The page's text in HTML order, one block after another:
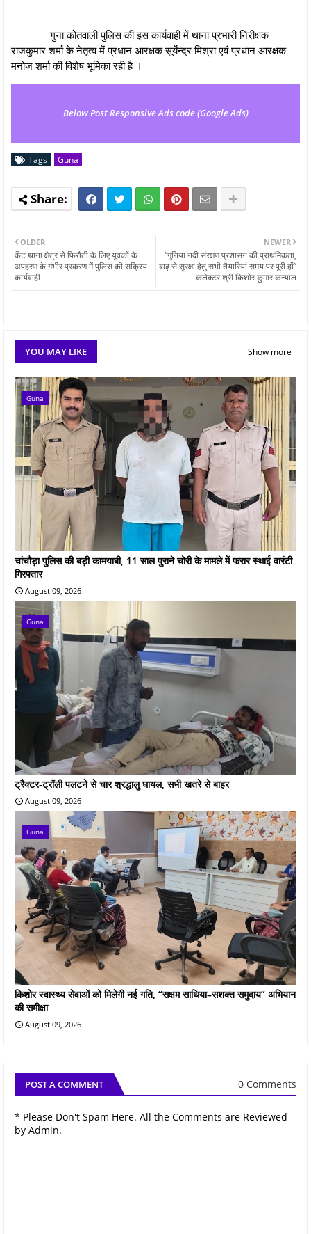
गुना कोतवाली पुलिस की इस कार्यवाही में थाना प्रभारी निरीक्षक
राजकुमार शर्मा के नेतृत्व में प्रधान आरक्षक सूर्येन्द्र मिश्रा एवं प्रधान आरक्षक
मनोज शर्मा की विशेष भूमिका रही है ।
Below Post Responsive Ads code (Google Ads)
Tags Guna
NEWER
“गुनिया नदी संरक्षण प्रशासन की प्राथमिकता,
बाढ़ से सुरक्षा हेतु सभी तैयारियां समय पर पूरी हों”
— कलेक्टर श्री किशोर कुमार कन्याल
OLDER
केंट थाना क्षेत्र से फिरौती के लिए युवकों के
अपहरण के गंभीर प्रकरण में पुलिस की सक्रिय
कार्यवाही
YOU MAY LIKE Show more
Guna
चांचौड़ा पुलिस की बड़ी कामयाबी, 11 साल पुराने चोरी के मामले में फरार स्थाई वारंटी
गिरफ्तार
August 09, 2026
Guna
ट्रैक्टर-ट्रॉली पलटने से चार श्रद्धालु घायल, सभी खतरे से बाहर
August 09, 2026
Guna
किशोर स्वास्थ्य सेवाओं को मिलेगी नई गति, “सक्षम साथिया–सशक्त समुदाय” अभियान
की समीक्षा
August 09, 2026
POST A COMMENT 0 Comments
* Please Don't Spam Here. All the Comments are Reviewed
by Admin.